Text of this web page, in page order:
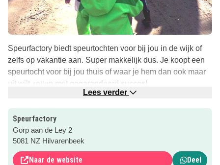
Speurfactory biedt speurtochten voor bij jou in de wijk of
zelfs op vakantie aan. Super makkelijk dus. Je koopt een
speurtocht voor bij jou thuis of waar je hem dan ook maar
uit wilt zetten met gegarandeerd succes!
dagen. Dan wil je niet naar buiten met de kinderen. Dus
dan wil je in huis blijven. Ook daar heeft speurfactory een
oplossing voor. Een escape spel voor in huis. Dan tover je
je eigen huis om in een escaperoom, hoe leuk is dat!
Lees verder
Speurfactory
Gorp aan de Ley 2
5081 NZ Hilvarenbeek
Naar de website
Deel